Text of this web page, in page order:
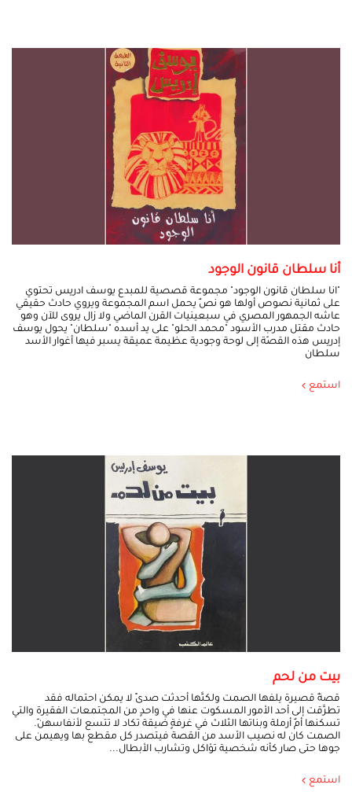
أنا سلطان قانون الوجود
"انا سلطان قانون الوجود" مجموعة قصصية للمبدع يوسف ادريس تحتوي
على ثمانية نصوص أولها هو نصٌ يحمل اسم المجموعة ويروي حادث حقيقي
عاشه الجمهور المصري في سبعينيات القرن الماضي ولا زال يروى للآن وهو
حادث مقتل مدرب الأسود "محمد الحلو" على يد أسده "سلطان" يحول يوسف
إدريس هذه القصّة إلى لوحة وجودية عظيمة عميقة يسبر فيها أغوار الأسد
سلطان
استمع
بيت من لحم
قصةٌ قصيرة يلفها الصمت ولكنَّها أحدثت صدىً لا يمكن احتماله فقد
تطرَّقت إلى أحد الأمور المسكوت عنها في واحدٍ من المجتمعات الفقيرة والتي
تسكنها أمٌ أرملة وبناتها الثلاث في غرفةٍ ضيقة تكاد لا تتسع لأنفاسهنّ.
الصمت كان له نصيب الأسد من القصة فيتصدر كل مقطع بها ويهيمن على
جوها حتى صار كأنه شخصية تؤاكل وتشارب الأبطال...
استمع